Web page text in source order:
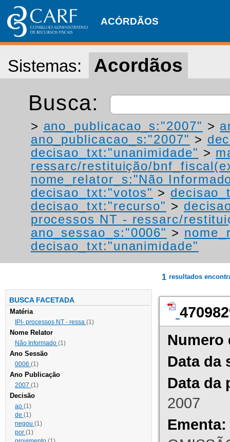
ACÓRDÃOS
Sistemas: Acordãos
Busca:
> ano_publicacao_s:"2007" >
ano_publicacao_s:"2007" >
decisao_txt:"unanimidade" >
ressarc/restituição/
nome_relator_s:"Não
decisao_txt:"votos" >
decisao_txt:"recurso" >
processos NT - ressarc/
ano_sessao_s:"0006" >
decisao_txt:"unanimidade"
BUSCA FACETADA
Matéria
IPI- processos NT - ressa (1)
Nome Relator
Não Informado (1)
Ano Sessão
0006 (1)
Ano Publicação
2007 (1)
Decisão
ao (1)
de (1)
negou (1)
por (1)
1 resultados
Numero
Data da
Data da
2007
Ementa: